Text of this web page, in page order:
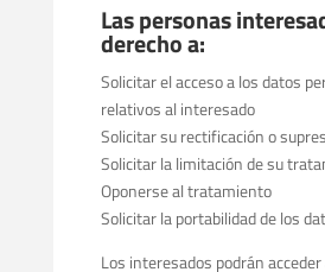
Las personas
derecho a:
Solicitar el acceso a los datos
relativos al interesado
Solicitar su rectificación o
Solicitar la limitación de su
Oponerse al tratamiento
Solicitar la portabilidad de los
Los interesados podrán